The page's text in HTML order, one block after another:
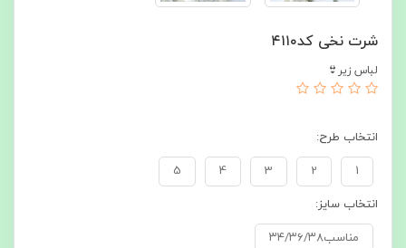
شرت نخی کد۴۱۱۰
لباس زیر👙
انتخاب طرح:
1
2
3
4
5
انتخاب سایز:
مناسب۳۴/۳۶/۳۸